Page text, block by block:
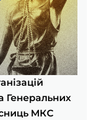
Генеральних
МКС